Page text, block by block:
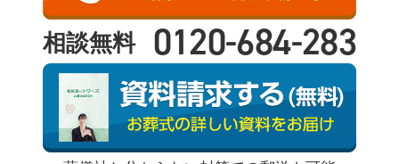
相談無料 0120-684-283